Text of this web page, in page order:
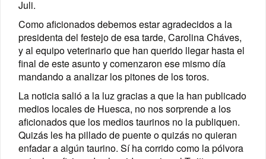
Juli.
Como aficionados debemos estar agradecidos a la
presidenta del festejo de esa tarde, Carolina Cháves,
y al equipo veterinario que han querido llegar hasta el
final de este asunto y comenzaron ese mismo día
mandando a analizar los pitones de los toros.
La noticia salió a la luz gracias a que la han publicado
medios locales de Huesca, no nos sorprende a los
aficionados que los medios taurinos no la publiquen.
Quizás les ha pillado de puente o quizás no quieran
enfadar a algún taurino. Sí ha corrido como la pólvora